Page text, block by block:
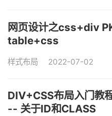
网页设计之css+div
table+css
样式布局 2022-07-02
DIV+CSS布局入门教
-- 关于ID和CLASS